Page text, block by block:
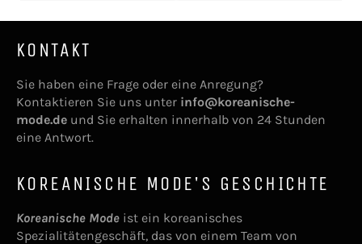
KONTAKT
Sie haben eine Frage oder eine Anregung?
Kontaktieren Sie uns unter info@koreanische-
mode.de und Sie erhalten innerhalb von 24 Stunden
eine Antwort.
KOREANISCHE MODE'S GESCHICHTE
Koreanische Mode ist ein koreanisches
Spezialitätengeschäft, das von einem Team von